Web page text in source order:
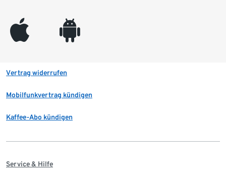
appleinc android
Vertrag widerrufen
Mobilfunkvertrag kündigen
Kaffee-Abo kündigen
Service & Hilfe